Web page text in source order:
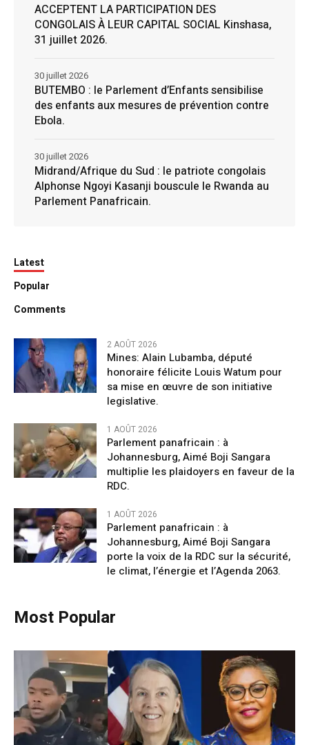
ACCEPTENT LA PARTICIPATION DES
CONGOLAIS À LEUR CAPITAL SOCIAL Kinshasa,
31 juillet 2026.
BUTEMBO : le Parlement d’Enfants sensibilise
des enfants aux mesures de prévention contre
Ebola.
30 juillet 2026
Midrand/Afrique du Sud : le patriote congolais
Alphonse Ngoyi Kasanji bouscule le Rwanda au
Parlement Panafricain.
30 juillet 2026
Latest
Popular
Comments
2 AOÛT 2026
Mines: Alain Lubamba, député
honoraire félicite Louis Watum pour
sa mise en œuvre de son initiative
legislative.
1 AOÛT 2026
Parlement panafricain : à
Johannesburg, Aimé Boji Sangara
multiplie les plaidoyers en faveur de la
RDC.
1 AOÛT 2026
Parlement panafricain : à
Johannesburg, Aimé Boji Sangara
porte la voix de la RDC sur la sécurité,
le climat, l’énergie et l’Agenda 2063.
Most Popular